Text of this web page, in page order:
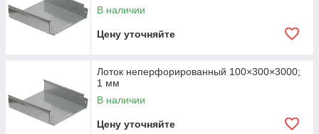
В наличии
Цену уточняйте
Лоток неперфорированный 100×300×3000;
1 мм
В наличии
Цену уточняйте